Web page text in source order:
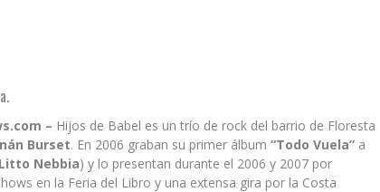
– Hijos de Babel es un trío de rock del barrio de Floresta
Burset. En 2006 graban su primer álbum “Todo Vuela” a
Litto Nebbia) y lo presentan durante el 2006 y 2007 por
en la Feria del Libro y una extensa gira por la Costa